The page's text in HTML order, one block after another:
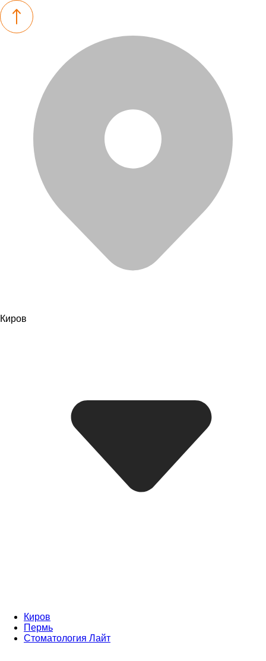
Киров
Киров
Пермь
Стоматология Лайт